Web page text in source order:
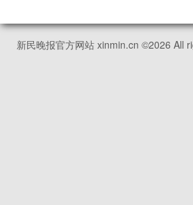
新民晚报官方网站 xinmin.cn ©2026 All